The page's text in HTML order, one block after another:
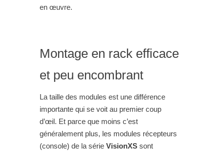
en œuvre.
Montage en rack efficace
et peu encombrant
La taille des modules est une différence
importante qui se voit au premier coup
d’œil. Et parce que moins c’est
généralement plus, les modules récepteurs
(console) de la série VisionXSsont